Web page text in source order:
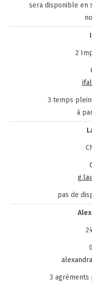
sera disponible en
2
3 temps
à
pas de
3 agréments